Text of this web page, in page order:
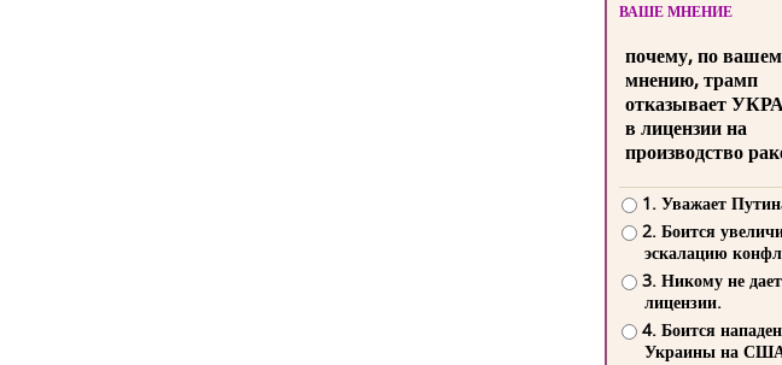
ВАШЕ МНЕНИЕ
почему, по
мнению, трамп
отказывает
в лицензии на
производство
1. Уважает
2. Боится
эскалацию
3. Никому не
лицензии.
4. Боится
Украины на